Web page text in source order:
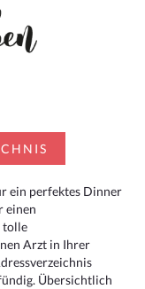
ein perfektes Dinner
einen
tolle
Arzt in Ihrer
Übersichtlich